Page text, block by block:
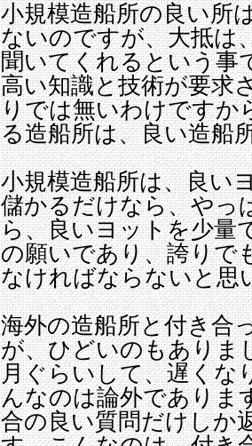
小規模造船所の良い所
ないのですが、大抵は
聞いてくれるという事
高い知識と技術が要求
りでは無いわけですか
る造船所は、良い造船
小規模造船所は、良い
儲かるだけなら、やっ
ら、良いヨットを少量
の願いであり、誇りで
なければならないと思
海外の造船所と付き合
が、ひどいのもありま
月ぐらいして、遅くな
んなのは論外でありま
合の良い質問だけしか